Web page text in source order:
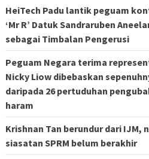
HeiTech Padu lantik peguam
‘Mr R’ Datuk Sandraruben
sebagai Timbalan Pengerusi
Peguam Negara terima
Nicky Liow dibebaskan
daripada 26 pertuduhan
haram
Krishnan Tan berundur dari IJM,
siasatan SPRM belum berakhir